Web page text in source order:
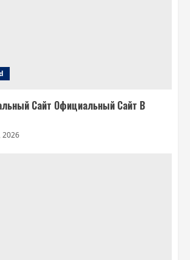
Сайт Официальный Сайт В
2026